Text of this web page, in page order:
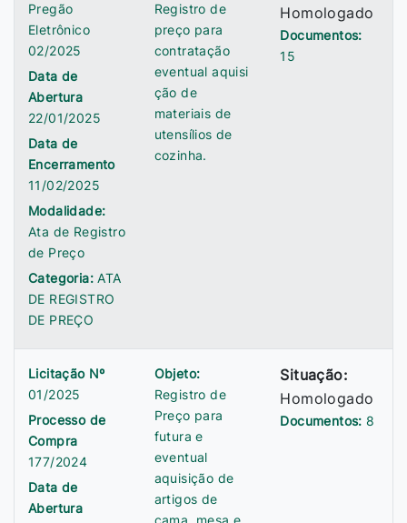
Pregão
Eletrônico
02/2025
Data de
Abertura
22/01/2025
Data de
Encerramento
11/02/2025
Modalidade:
Ata de Registro
de Preço
Categoria:ATA
DE REGISTRO
DE PREÇO
Registro de
preço para
contratação
eventual aquisi
ção de
materiais de
utensílios de
cozinha.
Homologado
Documentos:
15
Licitação Nº
01/2025
Processo de
Compra
177/2024
Data de
Abertura
Objeto:
Registro de
Preço para
futura e
eventual
aquisição de
artigos de
Situação:
Homologado
Documentos:8